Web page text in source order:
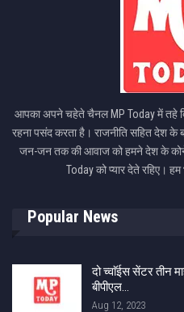
आपका अपने चहेते चैनल MP Today में तहे
रहना पसंद करता है। राजनीति सहित देश के
जन-जन तक की आवाज को हमने देश के
Today को प्यार देते रहिए।
Popular News
दो च्वाॅईस सेंटर तीन
बीपीएल…
Aug 12, 2023